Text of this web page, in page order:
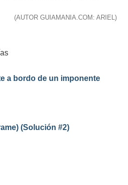
(AUTOR GUIAMANIA.COM: ARIEL)
a bordo de un imponente
(Solución #2)